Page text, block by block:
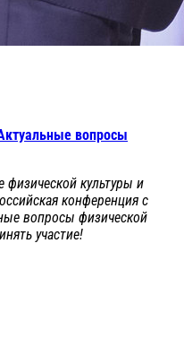
вопросы
физической культуры и
конференция с
вопросы физической
участие!